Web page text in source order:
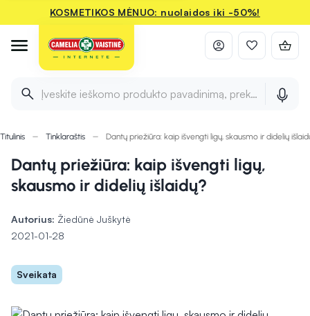
KOSMETIKOS MĖNUO: nuolaidos iki -50%!
Įveskite ieškomo produkto pavadinimą, prekės ženklą ir
Titulinis Tinklaraštis Dantų priežiūra: kaip išvengti ligų, skausmo ir didelių
Dantų priežiūra: kaip išvengti ligų,
skausmo ir didelių išlaidų?
Autorius: Žiedūnė Juškytė
2021-01-28
Sveikata